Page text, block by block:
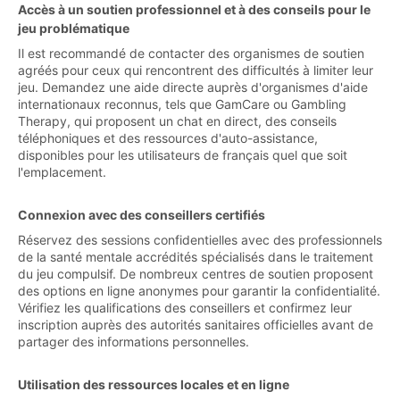
Accès à un soutien professionnel et à des conseils pour le
jeu problématique
Il est recommandé de contacter des organismes de soutien
agréés pour ceux qui rencontrent des difficultés à limiter leur
jeu. Demandez une aide directe auprès d'organismes d'aide
internationaux reconnus, tels que GamCare ou Gambling
Therapy, qui proposent un chat en direct, des conseils
téléphoniques et des ressources d'auto-assistance,
disponibles pour les utilisateurs de français quel que soit
l'emplacement.
Connexion avec des conseillers certifiés
Réservez des sessions confidentielles avec des professionnels
de la santé mentale accrédités spécialisés dans le traitement
du jeu compulsif. De nombreux centres de soutien proposent
des options en ligne anonymes pour garantir la confidentialité.
Vérifiez les qualifications des conseillers et confirmez leur
inscription auprès des autorités sanitaires officielles avant de
partager des informations personnelles.
Utilisation des ressources locales et en ligne